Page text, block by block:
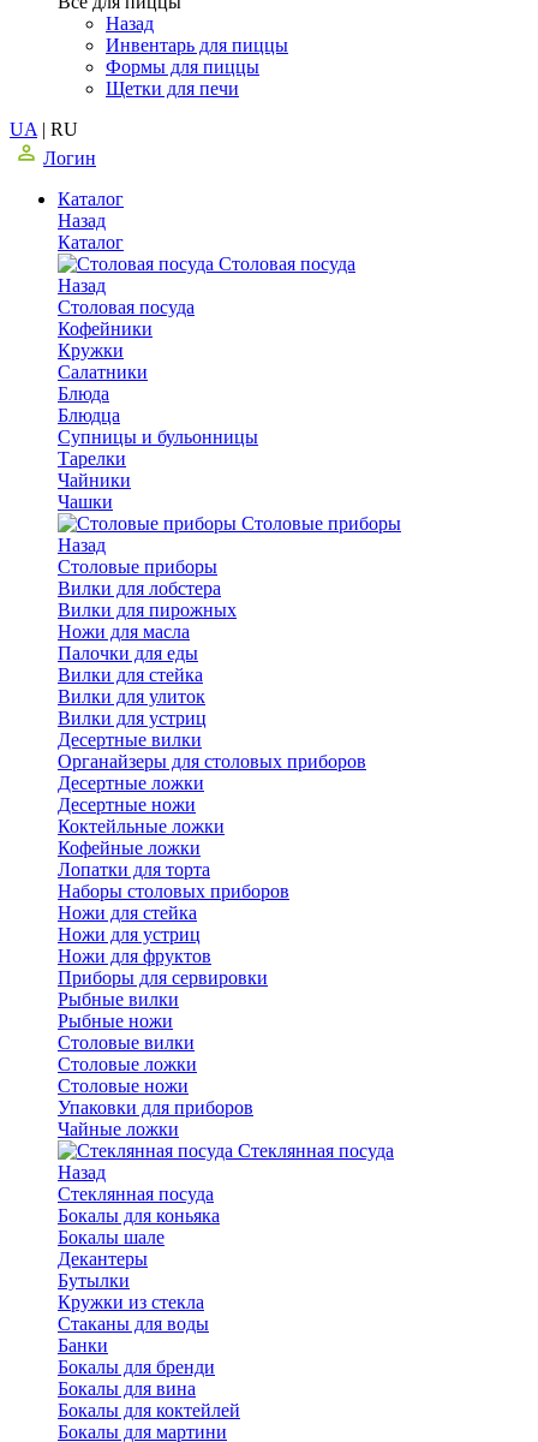
Назад
Инвентарь для пиццы
Формы для пиццы
Щетки для печи
UA | RU
Логин
Каталог
Назад
Каталог
Столовая посуда
Назад
Столовая посуда
Кофейники
Кружки
Салатники
Блюда
Блюдца
Супницы и бульонницы
Тарелки
Чайники
Чашки
Cтоловые приборы
Назад
Cтоловые приборы
Вилки для лобстера
Вилки для пирожных
Ножи для масла
Палочки для еды
Вилки для стейка
Вилки для улиток
Вилки для устриц
Десертные вилки
Органайзеры для столовых приборов
Десертные ложки
Десертные ножи
Коктейльные ложки
Кофейные ложки
Лопатки для торта
Наборы столовых приборов
Ножи для стейка
Ножи для устриц
Ножи для фруктов
Приборы для сервировки
Рыбные вилки
Рыбные ножи
Столовые вилки
Столовые ложки
Столовые ножи
Упаковки для приборов
Чайные ложки
Стеклянная посуда
Назад
Стеклянная посуда
Бокалы для коньяка
Бокалы шале
Декантеры
Бутылки
Кружки из стекла
Стаканы для воды
Банки
Бокалы для бренди
Бокалы для вина
Бокалы для коктейлей
Бокалы для мартини